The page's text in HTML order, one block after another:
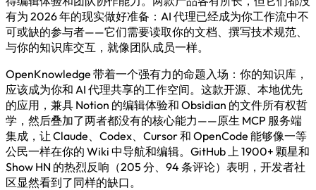
有为 2026 年的现实做好准备：AI 代理已经成为你工作流中不
可或缺的参与者——它们需要读取你的文档、撰写技术规范、
与你的知识库交互，就像团队成员一样。
OpenKnowledge 带着一个强有力的命题入场：你的知识库，
应该成为你和 AI 代理共享的工作空间。这款开源、本地优先
的应用，兼具 Notion 的编辑体验和 Obsidian 的文件所有权哲
学，然后叠加了两者都没有的核心能力——原生 MCP 服务端
集成，让 Claude、Codex、Cursor 和 OpenCode 能够像一等
公民一样在你的 Wiki 中导航和编辑。GitHub 上 1900+ 颗星和
Show HN 的热烈反响（205 分、94 条评论）表明，开发者社
区显然看到了同样的缺口。